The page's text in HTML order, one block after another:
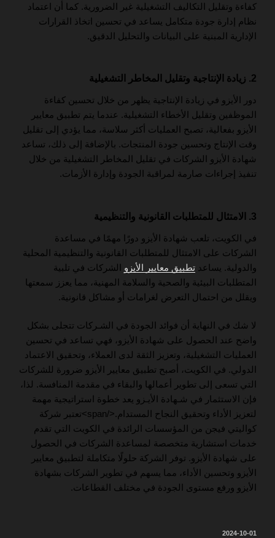
كفاءة وتقليل التكاليف التشغيلية غير الضرورية. كما أن اعتماد
نظام إدارة جودة متكامل يساعد في تحسين اتخاذ القرارات
الإدارية المبنية على البيانات والتحليل الدقيق.
2. زيادة الإنتاجية وتقليل المخاطر التشغيلية
دور الأيزو في زيادة الإنتاجية يظهر من خلال تحسين كفاءة
الموظفين وتقليل الأخطاء التشغيلية. عندما يتم تطبيق معايير
الأيزو بفعالية، تصبح العمليات أكثر سلاسة، مما يؤدي إلى تقليل
وقت الإنتاج وتحسين جودة المنتجات. بالإضافة إلى ذلك، تساعد
شهادة الأيزو الشركات في تقليل المخاطر التشغيلية من خلال
تنفيذ إجراءات صارمة لمراقبة الجودة وإدارة الأزمات.
3. الامتثال للمتطلبات القانونية والتنظيمية
في الكويت، تلعب شهادة الأيزو دورًا مهمًا في مساعدة
الشركات على الامتثال للمتطلبات القانونية والتنظيمية المحلية
والدولية. يساعد تطبيق معايير الأيزو الشركات في تلبية
المتطلبات البيئية والصحية والسلامة المهنية، مما يعزز سمعتها
ويقلل من احتمال التعرض لغرامات أو مشاكل قانونية.
لا شك في النهاية أن فوائد الجودة في الشـركات تتجلى بشكل
واضح عند الحصول على شهادة الأيزو، فهي تساعد في تحسين
العمليات التشغيلية، وتعزيز الثقة لدى العملاء، وتحقيق الاعتماد
الدولي. في الكويت، أصبح تطبيق معايير الأيزو ضرورة للشركات
التي تسعى إلى تطوير أعمالها والبقاء في مقدمة المنافسة. لذا،
فإن الاستثمار في شـهادة الأيـزو يعد خطوة استراتيجية مهمة
لتعزيز الأداء وتحقيق النجاح المستدام.</span>تعتبر شركة
كواليتي فيجن من المؤسسات الرائدة في الكويت التي تقدم
خدمات استشارية متخصصة لمساعدة الشركات في الحصول
على شهادة الأيزو. توفر الشركة حلولًا متكاملة لتطبيق معايير
الأيزو وتحسين الأداء، مما يسهم في تطوير الشركات بشهادة
الأيزو ورفع مستوى الجودة في مختلف القطاعات.
نُشر
2024-10-01